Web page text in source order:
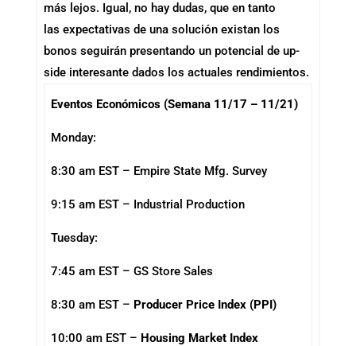
más lejos. Igual, no hay dudas, que en tanto
las expectativas de una solución existan los
bonos seguirán presentando un potencial de up-
side interesante dados los actuales rendimientos.
Eventos Económicos (Semana 11/17 – 11/21)
Monday:
8:30 am EST – Empire State Mfg. Survey
9:15 am EST – Industrial Production
Tuesday:
7:45 am EST – GS Store Sales
8:30 am EST – Producer Price Index (PPI)
10:00 am EST – Housing Market Index